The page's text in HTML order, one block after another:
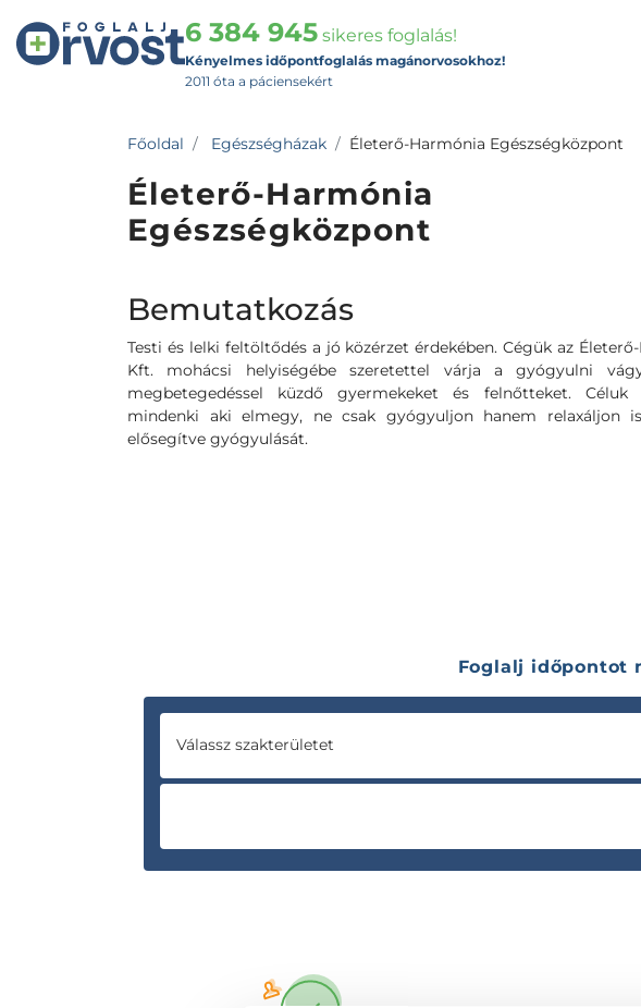
6 384 945 sikeres foglalás!
Kényelmes időpontfoglalás magánorvosokhoz!
2011 óta a páciensekért
Főoldal Egészségházak Életerő-Harmónia Egészségközpont
Életerő-Harmónia
Egészségközpont
Bemutatkozás
Testi és lelki feltöltődés a jó közérzet érdekében. Cégük az
Kft. mohácsi helyiségébe szeretettel várja a gyógyulni
megbetegedéssel küzdő gyermekeket és felnőtteket.
mindenki aki elmegy, ne csak gyógyuljon hanem relaxáljon
elősegítve gyógyulását.
Foglalj időpontot
Válassz szakterületet